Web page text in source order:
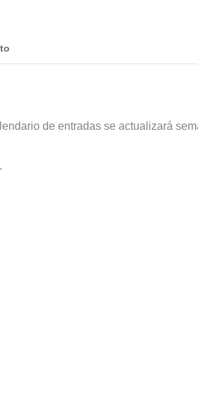
de entradas se actualizará